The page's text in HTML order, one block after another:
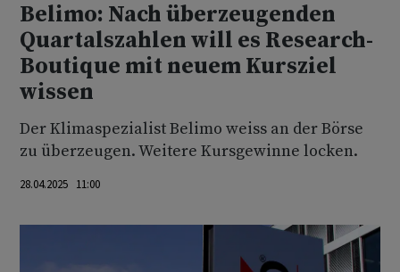
Belimo: Nach überzeugenden
Quartalszahlen will es Research-
Boutique mit neuem Kursziel
wissen
Der Klimaspezialist Belimo weiss an der Börse
zu überzeugen. Weitere Kursgewinne locken.
28.04.2025 11:00